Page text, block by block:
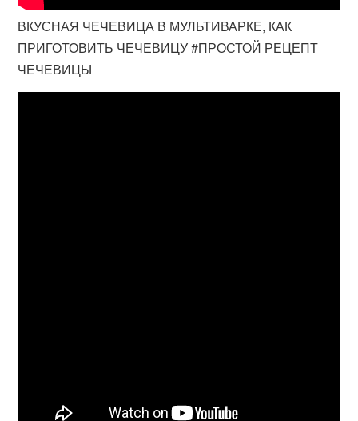
ВКУСНАЯ ЧЕЧЕВИЦА В МУЛЬТИВАРКЕ, КАК
ПРИГОТОВИТЬ ЧЕЧЕВИЦУ #ПРОСТОЙ РЕЦЕПТ
ЧЕЧЕВИЦЫ